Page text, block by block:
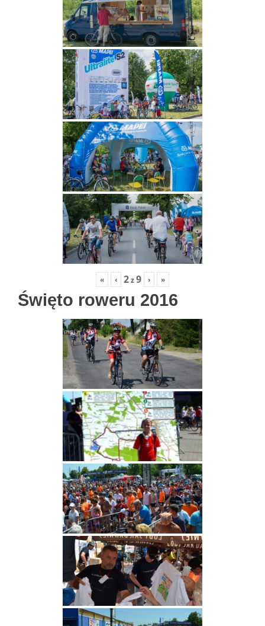
« ‹ 2z9 › »
Święto roweru 2016